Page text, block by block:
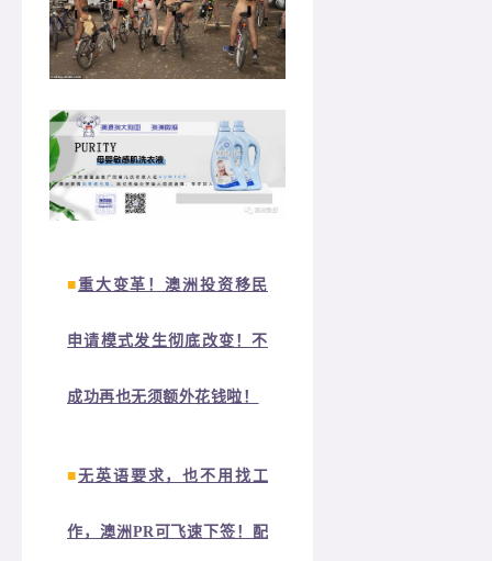
■重大变革！澳洲投资移民
申请模式发生彻底改变！不
成功再也无须额外花钱啦！
■无英语要求，也不用找工
作，澳洲PR可飞速下签！配